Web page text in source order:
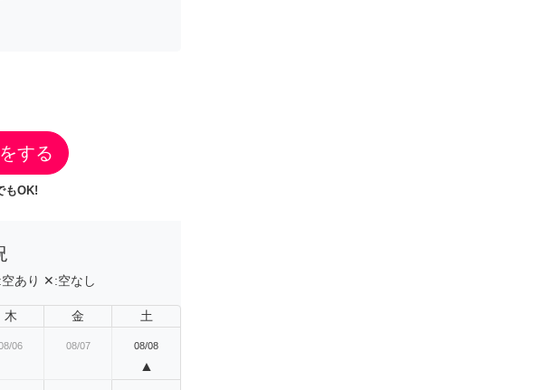
する
もOK!
空あり ✕:空なし
木 金 土
06 08/07 08/08
▲